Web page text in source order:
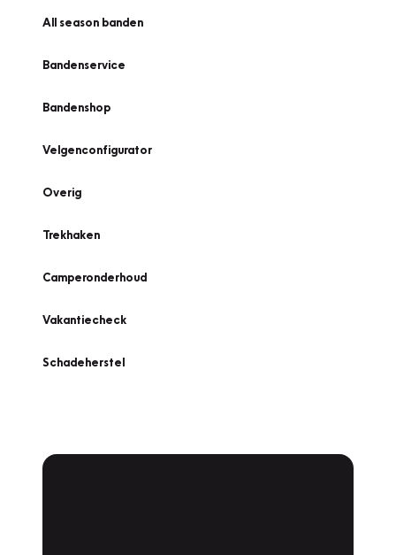
All season banden
Bandenservice
Bandenshop
Velgenconfigurator
Overig
Trekhaken
Camperonderhoud
Vakantiecheck
Schadeherstel